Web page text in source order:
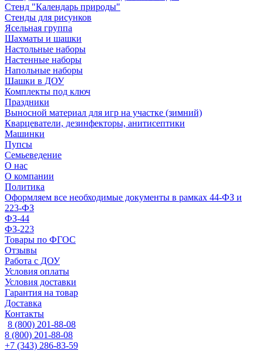
Стенд "Календарь природы"
Стенды для рисунков
Ясельная группа
Шахматы и шашки
Настольные наборы
Настенные наборы
Напольные наборы
Шашки в ДОУ
Комплекты под ключ
Праздники
Выносной материал для игр на участке (зимний)
Кварцеватели, дезинфекторы, анитисептики
Машинки
Пупсы
Семьеведение
О нас
О компании
Политика
Оформляем все необходимые документы в рамках 44-ФЗ и
223-ФЗ
ФЗ-44
ФЗ-223
Товары по ФГОС
Отзывы
Работа с ДОУ
Условия оплаты
Условия доставки
Гарантия на товар
Доставка
Контакты
8 (800) 201-88-08
8 (800) 201-88-08
+7 (343) 286-83-59